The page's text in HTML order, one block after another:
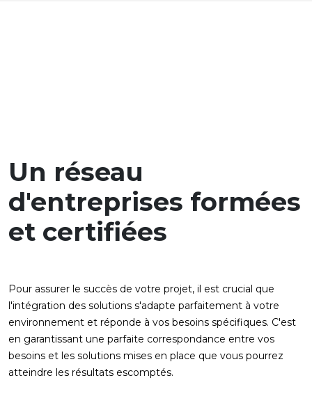
Un réseau
d'entreprises formées
et certifiées
Pour assurer le succès de votre projet, il est crucial que
l'intégration des solutions s'adapte parfaitement à votre
environnement et réponde à vos besoins spécifiques. C'est
en garantissant une parfaite correspondance entre vos
besoins et les solutions mises en place que vous pourrez
atteindre les résultats escomptés.